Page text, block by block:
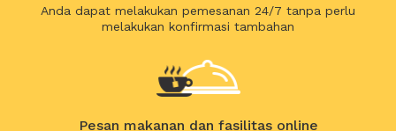
Anda dapat melakukan pemesanan 24/7 tanpa perlu
melakukan konfirmasi tambahan
Pesan makanan dan fasilitas online